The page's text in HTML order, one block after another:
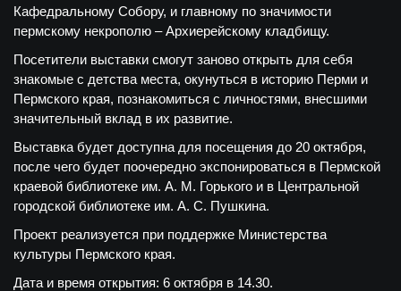
Кафедральному Собору, и главному по значимости
пермскому некрополю – Архиерейскому кладбищу.
Посетители выставки смогут заново открыть для себя
знакомые с детства места, окунуться в историю Перми и
Пермского края, познакомиться с личностями, внесшими
значительный вклад в их развитие.
Выставка будет доступна для посещения до 20 октября,
после чего будет поочередно экспонироваться в Пермской
краевой библиотеке им. А. М. Горького и в Центральной
городской библиотеке им. А. С. Пушкина.
Проект реализуется при поддержке Министерства
культуры Пермского края.
Дата и время открытия: 6 октября в 14.30.